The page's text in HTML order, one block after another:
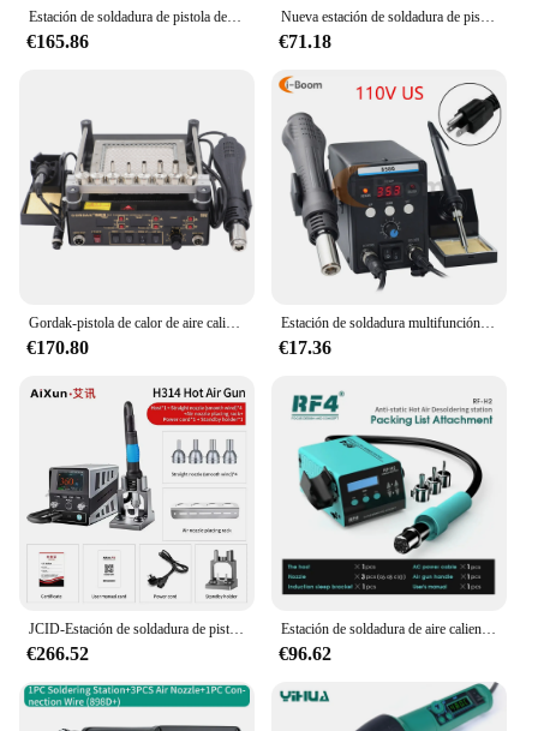
Estación de soldadura de pistola de aire caliente sin plomo ATTEN ST-862D pantalla digital inteligente Estación de Reparación de 1000W para reparación de chips PCB
€165.86
Nueva estación de soldadura de pistola de aire caliente Original RF4 RF-H6 de alta calidad para placa base de teléfono BGA Estación de reparación de desoldadura rápida
€71.18
Gordak-pistola de calor de aire caliente 3 en 1, soldador eléctrico de retrabajo BGA, estación de precalentamiento por infrarrojos IR, 863
€170.80
Estación de soldadura multifunción, soldador con pantalla Digital, pistola de aire caliente, máquina de soldadura, herramientas de reparación electrónica, 8586
€17.36
€266.52
Estación de soldadura de aire caliente RF4 H2 H3 H4 H5 1200W, pantalla LCD Digital de calentamiento rápido para teléfono, PCB SMD BGA, herramienta de reparación de soldadura
€96.62